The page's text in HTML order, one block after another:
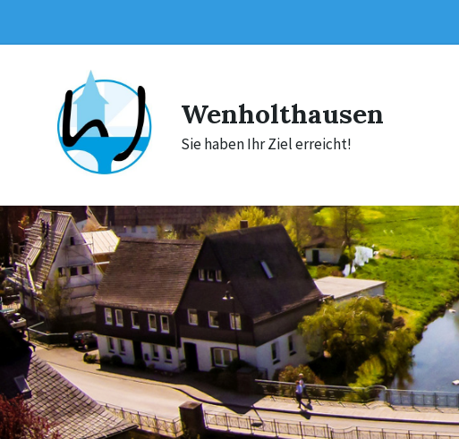
content
main
footer
Wenholthausen
Sie haben Ihr Ziel erreicht!